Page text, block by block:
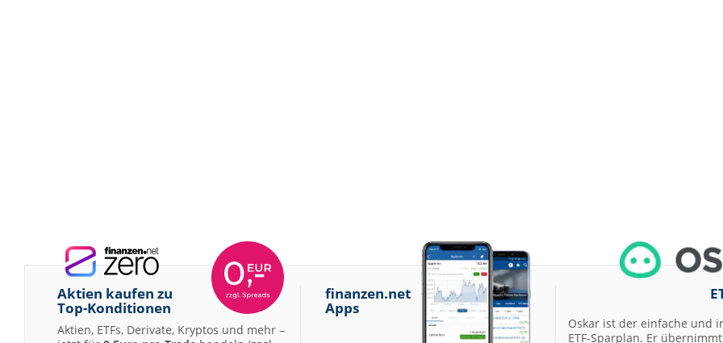
Aktien kaufen zu
Top-Konditionen
Aktien, ETFs, Derivate, Kryptos und mehr –
finanzen.net
Apps
Oskar ist der einfache und
ETF-Sparplan. Er